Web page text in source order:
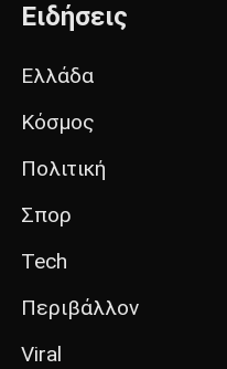
Ειδήσεις
Ελλάδα
Κόσμος
Πολιτική
Σπορ
Tech
Περιβάλλον
Viral